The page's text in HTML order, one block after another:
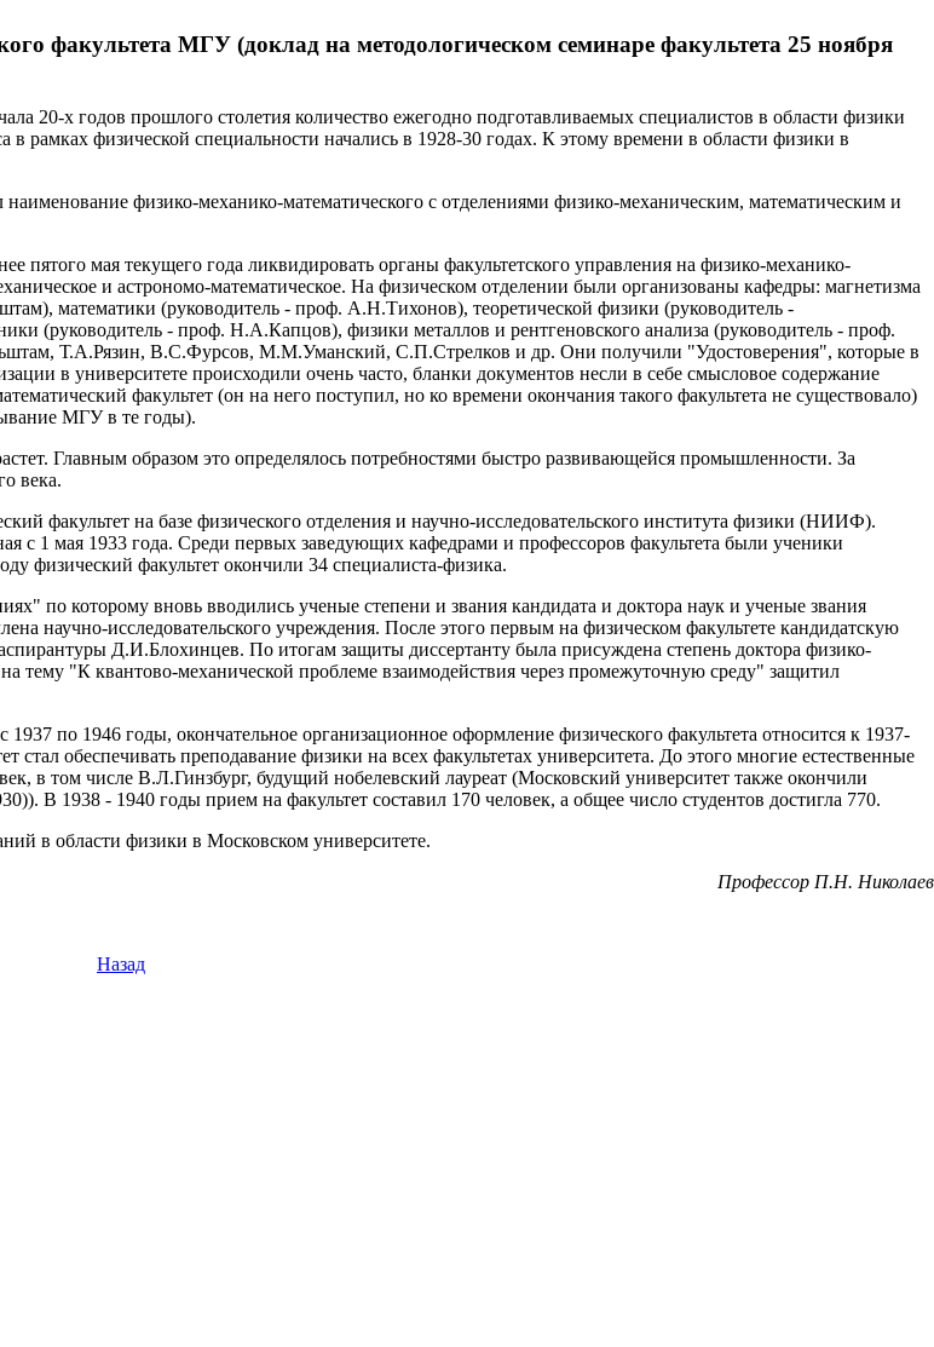
факультета МГУ (доклад на методологическом семинаре факультета 25 ноября
20-х годов прошлого столетия количество ежегодно подготавливаемых специалистов в области физики
рамках физической специальности начались в 1928-30 годах. К этому времени в области физики в
физико-механико-математического с отделениями физико-механическим, математическим и
пятого мая текущего года ликвидировать органы факультетского управления на физико-механико-
и астрономо-математическое. На физическом отделении были организованы кафедры: магнетизма
математики (руководитель - проф. А.Н.Тихонов), теоретической физики (руководитель -
(руководитель - проф. Н.А.Капцов), физики металлов и рентгеновского анализа (руководитель - проф.
Т.А.Рязин, В.С.Фурсов, М.М.Уманский, С.П.Стрелков и др. Они получили "Удостоверения", которые в
в университете происходили очень часто, бланки документов несли в себе смысловое содержание
факультет (он на него поступил, но ко времени окончания такого факультета не существовало)
МГУ в те годы).
Главным образом это определялось потребностями быстро развивающейся промышленности. За
века.
факультет на базе физического отделения и научно-исследовательского института физики (НИИФ).
с 1 мая 1933 года. Среди первых заведующих кафедрами и профессоров факультета были ученики
физический факультет окончили 34 специалиста-физика.
по которому вновь вводились ученые степени и звания кандидата и доктора наук и ученые звания
научно-исследовательского учреждения. После этого первым на физическом факультете кандидатскую
Д.И.Блохинцев. По итогам защиты диссертанту была присуждена степень доктора физико-
тему "К квантово-механической проблеме взаимодействия через промежуточную среду" защитил
по 1946 годы, окончательное организационное оформление физического факультета относится к 1937-
стал обеспечивать преподавание физики на всех факультетах университета. До этого многие естественные
в том числе В.Л.Гинзбург, будущий нобелевский лауреат (Московский университет также окончили
1938 - 1940 годы прием на факультет составил 170 человек, а общее число студентов достигла 770.
в области физики в Московском университете.
Профессор П.Н. Николаев
Назад